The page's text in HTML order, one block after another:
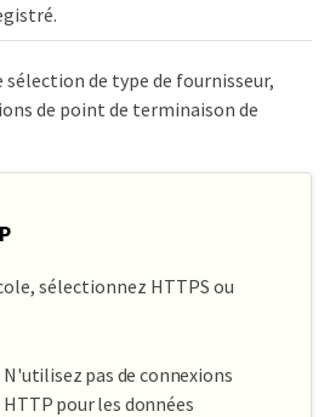
de type de fournisseur,
de point de terminaison de
sélectionnez HTTPS ou
N'utilisez pas de connexions
HTTP pour les données